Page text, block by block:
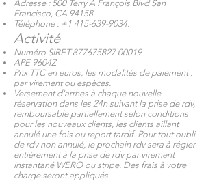
Adresse : 500 Terry A François Blvd San
Francisco, CA 94158
Téléphone : +1 415-639-9034.
Activité
Numéro SIRET877675827 00019
APE 9604Z
Prix TTC en euros, les modalités de paiement :
par virement ou espèces.
Versement d'arrhes à chaque nouvelle
réservation dans les 24h suivant la prise de rdv,
remboursable partiellement selon conditions
pour les nouveaux clients, les clients aillant
annulé une fois ou report tardif. Pour tout oubli
de rdv non annulé, le prochain rdv sera à régler
entièrement à la prise de rdv par virement
instantané WERO ou stripe. Des frais à votre
charge seront appliqués.